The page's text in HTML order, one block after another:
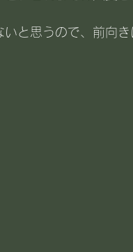
と思うので、前向